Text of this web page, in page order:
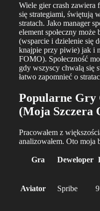
Wiele gier crash zawiera
się strategiami, świętują
stratach. Jako manager
element społeczny
(wsparcie i dzielenie się
knajpie przy piwie) jak i
FOMO). Społeczność
gdy wszyscy chwalą się
łatwo zapomnieć o
Popularne Gry
(Moja Szczera
Pracowałem z
analizowałem. Oto moja
Gra Deweloper
Aviator Spribe